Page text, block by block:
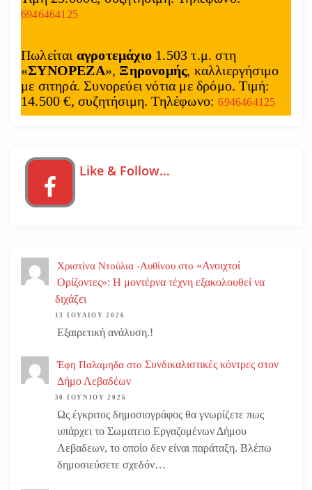
6946464125
Πωλείται αγροτεμάχιο 1.503 τ.μ. στη
«ΣΥΝΟΡΕΖΑ», Ξηρονομής, καλλιεργήσιμο
με σιτηρά. Συνορεύει νότια με δρόμο. Τιμή:
14.500 €, συζητήσιμη. Τηλέφωνο:6946464125
Like & Follow…
Χριστίνα Ντούλια -Αυθίνου στο «Ανοιχτοί
Ορίζοντες»: Η μοντέρνα τέχνη εξακολουθεί να
διχάζει
13 ΙΟΥΛΊΟΥ 2026
Εξαιρετική ανάλυση.!
Έφη Παλαμηδα στο Συνδικαλιστικές κόντρες στον
Δήμο Λεβαδέων
30 ΙΟΥΝΊΟΥ 2026
Ως έγκριτος δημοσιογράφος θα γνωρίζετε πως
υπάρχει το Σωματειο Εργαζομένων Δήμου
Λεβαδεων, το οποίο δεν είναι παράταξη. Βλέπω
δημοσιεύσετε σχεδόν…